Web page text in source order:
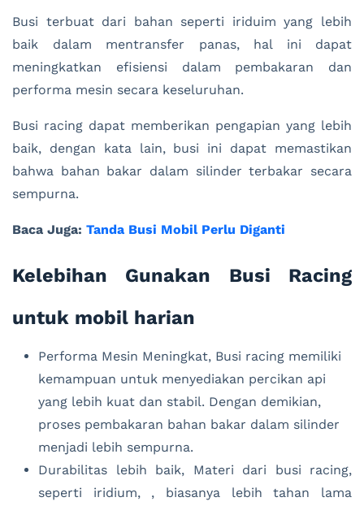
Busi terbuat dari bahan seperti iriduim yang lebih
baik dalam mentransfer panas, hal ini dapat
meningkatkan efisiensi dalam pembakaran dan
performa mesin secara keseluruhan.
Busi racing dapat memberikan pengapian yang lebih
baik, dengan kata lain, busi ini dapat memastikan
bahwa bahan bakar dalam silinder terbakar secara
sempurna.
Baca Juga: Tanda Busi Mobil Perlu Diganti
Kelebihan Gunakan Busi Racing
untuk mobil harian
Performa Mesin Meningkat, Busi racing memiliki
kemampuan untuk menyediakan percikan api
yang lebih kuat dan stabil. Dengan demikian,
proses pembakaran bahan bakar dalam silinder
menjadi lebih sempurna.
Durabilitas lebih baik, Materi dari busi racing,
seperti iridium, , biasanya lebih tahan lama